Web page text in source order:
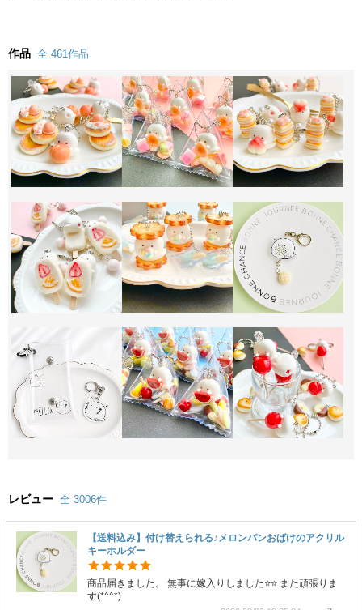
作品 全 461作品
レビュー 全 3006件
【送料込み】付け替えられる♪メロンパンおばけのアクリル
キーホルダー
商品届きました。 無事に嫁入りしました⭐️⭐️ また頑張りま
す(*^^*)